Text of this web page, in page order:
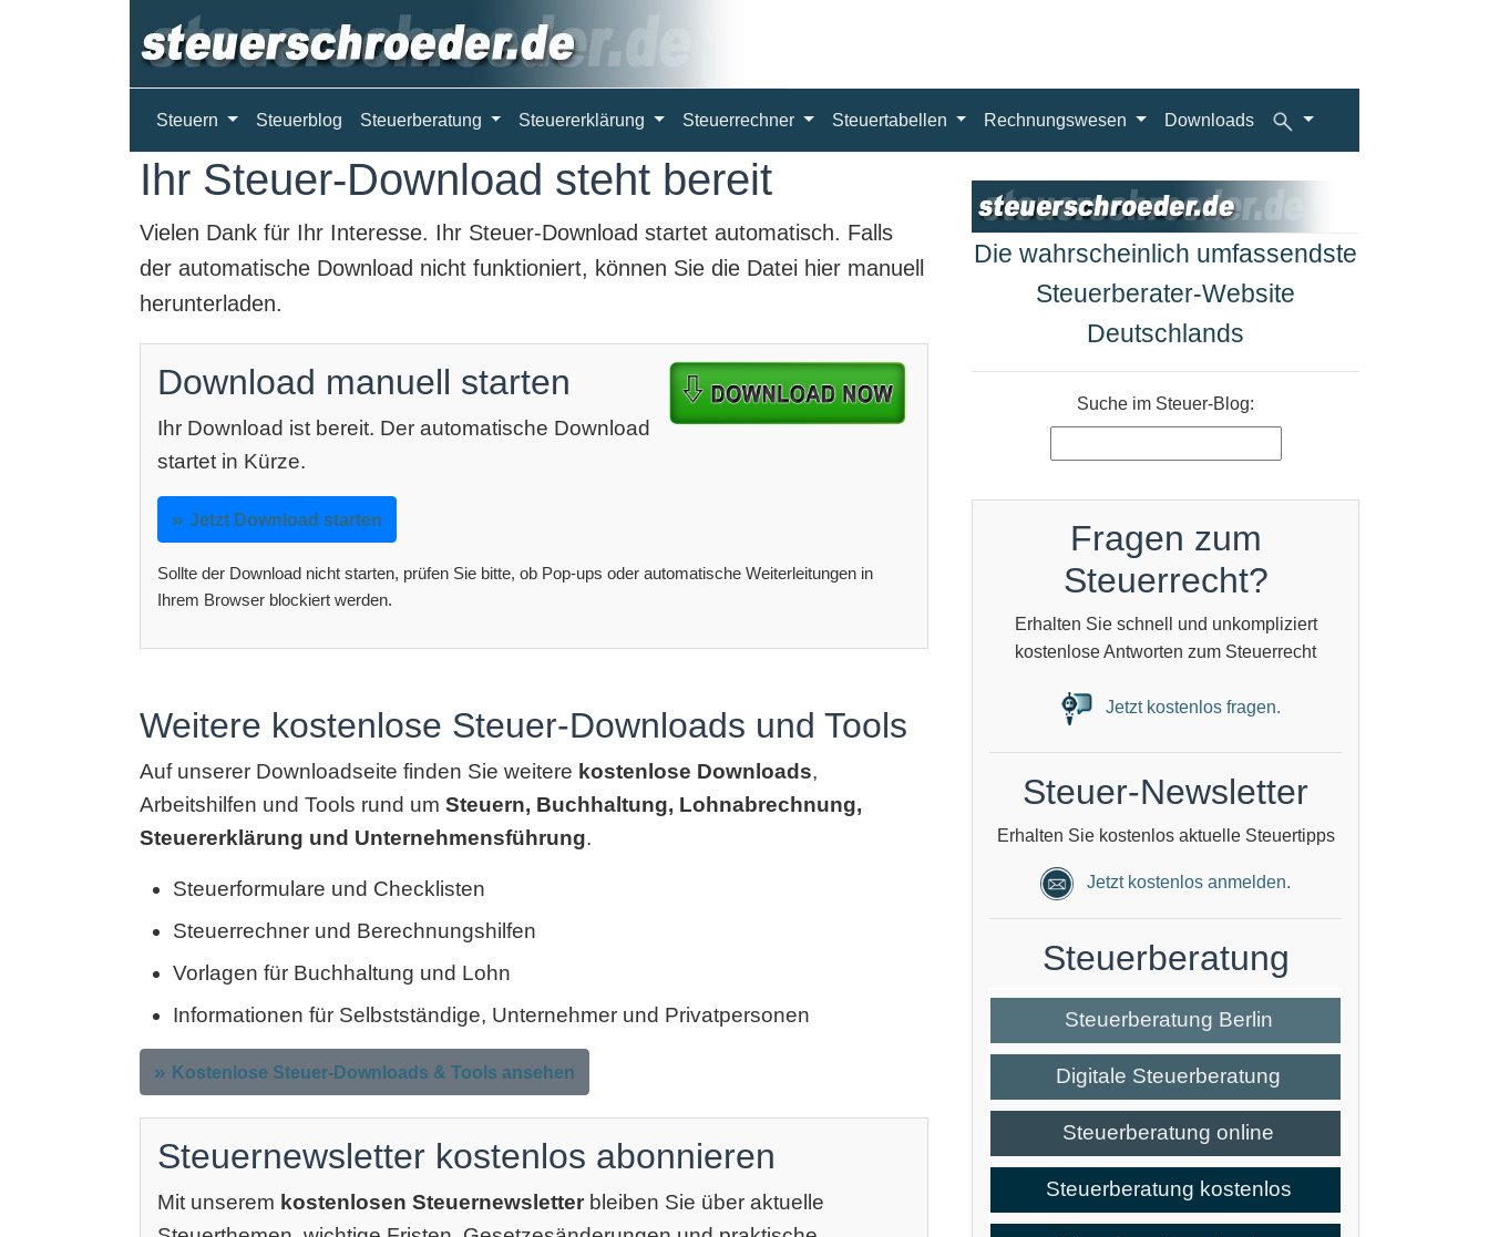
Steuern Steuerblog Steuerberatung Steuererklärung Steuerrechner Steuertabellen Rechnungswesen Downloads
Ihr Steuer-Download steht bereit
Vielen Dank für Ihr Interesse. Ihr Steuer-Download startet automatisch. Falls
der automatische Download nicht funktioniert, können Sie die Datei hier manuell
herunterladen.
Download manuell starten
Ihr Download ist bereit. Der automatische Download
startet in Kürze.
Jetzt Download starten
Sollte der Download nicht starten, prüfen Sie bitte, ob Pop-ups oder automatische Weiterleitungen in
Ihrem Browser blockiert werden.
Weitere kostenlose Steuer-Downloads und Tools
Auf unserer Downloadseite finden Sie weitere kostenlose Downloads,
Arbeitshilfen und Tools rund um Steuern, Buchhaltung, Lohnabrechnung,
Steuererklärung und Unternehmensführung.
Steuerformulare und Checklisten
Steuerrechner und Berechnungshilfen
Vorlagen für Buchhaltung und Lohn
Informationen für Selbstständige, Unternehmer und Privatpersonen
Kostenlose Steuer-Downloads & Tools ansehen
Steuernewsletter kostenlos abonnieren
Mit unserem kostenlosen Steuernewsletter bleiben Sie über aktuelle
Die wahrscheinlich umfassendste
Steuerberater-Website
Deutschlands
Suche im Steuer-Blog:
Fragen zum
Steuerrecht?
Erhalten Sie schnell und unkompliziert
kostenlose Antworten zum Steuerrecht
Jetzt kostenlos fragen.
Steuer-Newsletter
Erhalten Sie kostenlos aktuelle Steuertipps
Jetzt kostenlos anmelden.
Steuerberatung
Steuerberatung Berlin
Digitale Steuerberatung
Steuerberatung online
Steuerberatung kostenlos